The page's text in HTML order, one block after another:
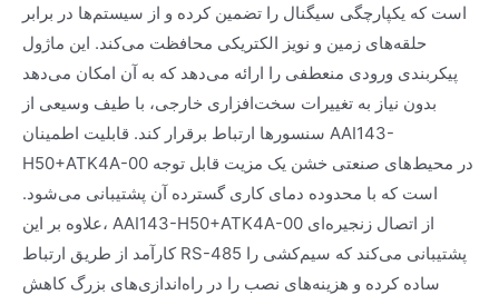
است که یکپارچگی سیگنال را تضمین کرده و از سیستم‌ها در برابر
حلقه‌های زمین و نویز الکتریکی محافظت می‌کند. این ماژول
پیکربندی ورودی منعطفی را ارائه می‌دهد که به آن امکان می‌دهد
بدون نیاز به تغییرات سخت‌افزاری خارجی، با طیف وسیعی از
سنسورها ارتباط برقرار کند. قابلیت اطمینان AAI143-
H50+ATK4A-00 در محیط‌های صنعتی خشن یک مزیت قابل توجه
است که با محدوده دمای کاری گسترده آن پشتیبانی می‌شود.
علاوه بر این، AAI143-H50+ATK4A-00 از اتصال زنجیره‌ای
کارآمد از طریق ارتباط RS-485 پشتیبانی می‌کند که سیم‌کشی را
ساده کرده و هزینه‌های نصب را در راه‌اندازی‌های بزرگ کاهش